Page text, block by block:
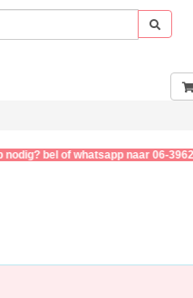
of whatsapp naar 06-39623276